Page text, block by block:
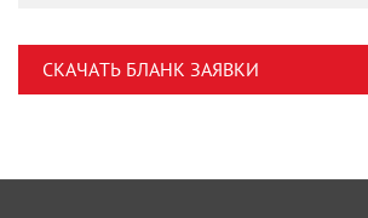
СКАЧАТЬ БЛАНК ЗАЯВКИ